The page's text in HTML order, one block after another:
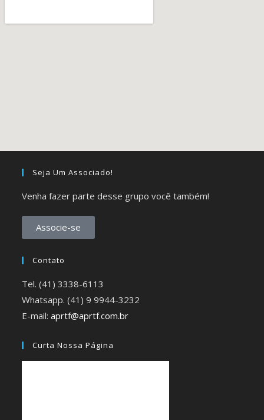
Seja Um Associado!
Venha fazer parte desse grupo você também!
Associe-se
Contato
Tel. (41) 3338-6113
Whatsapp. (41) 9 9944-3232
E-mail:aprtf@aprtf.com.br
Curta Nossa Página